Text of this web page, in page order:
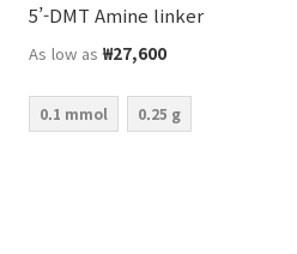
5’-DMT Amine linker
As low as ₩27,600
0.1 mmol 0.25 g